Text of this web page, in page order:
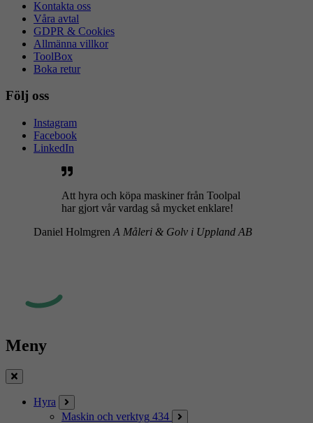
Kontakta oss
Våra avtal
GDPR & Cookies
Allmänna villkor
ToolBox
Boka retur
Följ oss
Instagram
Facebook
LinkedIn
Att hyra och köpa maskiner från Toolpal
har gjort vår vardag så mycket enklare!
Daniel Holmgren A Måleri & Golv i Uppland AB
Meny
Stäng
Hyra
Maskin och verktyg 434